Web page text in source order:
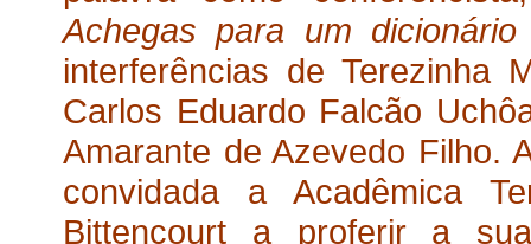
Achegas para um
interferências de Terezinha
Carlos Eduardo Falcão
Amarante de Azevedo Filho.
convidada a Acadêmica
Bittencourt a proferir a